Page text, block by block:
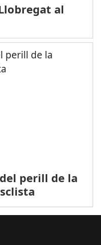
al
perill de la